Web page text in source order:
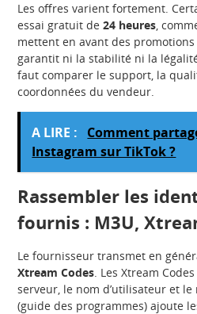
Les offres varient fortement.
essai gratuit de24 heures ,
mettent en avant des
garantit ni la stabilité ni la
faut comparer le support, la
coordonnées du vendeur.
A LIRE :
Comment
Instagram sur TikTok ?
Rassembler les
fournis : M3U,
Le fournisseur transmet en
Xtream Codes . Les Xtream
serveur, le nom d’utilisateur et le
(guide des programmes) ajoute